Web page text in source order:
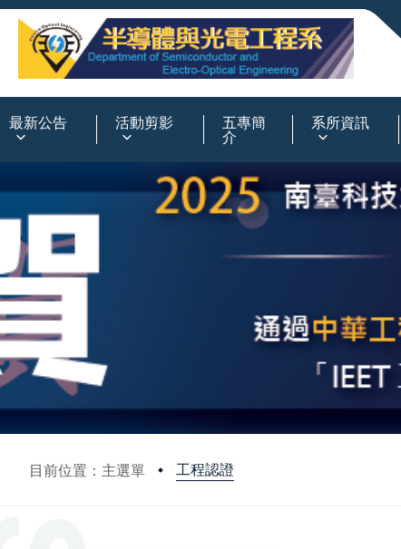
最新公告 活動剪影 五專簡
介
系所資訊
目前位置：主選單 工程認證